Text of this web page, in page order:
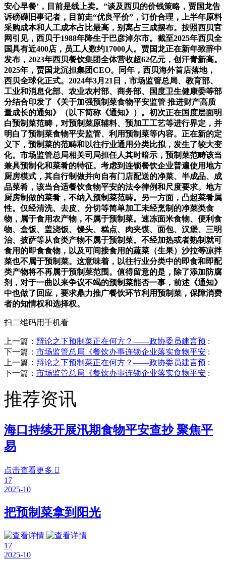
安心早餐’，目前是线上卖。”谈及西贝的价钱策略，贾国龙告
诉磅礴旧事记者，目前走“优良平价”，订价合理，上半年原料
采购成本和人工成本占比最高，别离占三成摆布。按照西贝官
网引见，西贝于1988年降生于巴彦淖尔市。截至2025年西贝全
国具有近400店，员工人数约17000人。贾国龙正在新年致辞中
发布，2023年西贝餐饮集团全体营收超62亿元，创汗青新高。
2025年，贾国龙沉担集团CEO。同年，西贝海外首店落地，
西贝全球化正式。2024年3月21日，市场监管总局、教育部、
工业和消息化部、农业农村部、商务部、国度卫生健康委等部
分结合印发了《关于加强预制菜食物平安监管 推进财产高质
量成长的通知》（以下简称《通知》）。初次正在国度层面明
白预制菜范畴，对预制菜原辅料、预加工工艺等进行界定，并
明白了预制菜食物平安监管、利用预制菜等内容。正在新的定
义下，预制菜的范畴和以往行业通用分类比拟，发生了较大变
化。市场监管总局相关司局担任人其时暗示，预制菜范畴该当
兼具预制化和菜肴的特征。考虑到连锁餐饮企业普遍使用地方
厨房模式，其自行制做并向自有门店配送的净菜、半成品、成
品菜肴，该当合适餐饮食物平安的法令律例和尺度要求。地方
厨房制做的菜肴，不纳入预制菜范畴。另一方面，凸起菜肴属
性。仅经清洗、去皮、分切等简单加工未经烹制的净菜类食
物，属于食用农产物，不属于预制菜。速冻面米食物、便利食
物、盒饭、盖浇饭、馒头、糕点、肉夹馍、面包、汉堡、三明
治、披萨等从食类产物不属于预制菜。不经加热或者熟制就可
食用的即食食物，以及可间接食用的蔬菜（生果）沙拉等凉拌
菜也不属于预制菜。这意味着，以往行业分类中的即食和即配
类产物将不再属于预制菜范围。值得留意的是，除了添加防腐
剂，对于一曲以来争议不竭的预制菜能否一事，前述《通知》
中也做了回应，要求鼎力推广餐饮环节利用预制菜，保障消费
者的知情权和选择权。
扫二维码用手机看
上一篇： 辩论之下预制菜正在何方？——政协委员建言预 :
下一篇： 市场监管总局《餐饮办事连锁企业落实食物平安 :
上一篇： 辩论之下预制菜正在何方？——政协委员建言预 :
下一篇： 市场监管总局《餐饮办事连锁企业落实食物平安 :
推荐资讯
海口持续开展汛期食物平安查抄 聚焦平
易
点击查看更多 
17
2025-10
把预制菜拿到阳光
17
2025-10